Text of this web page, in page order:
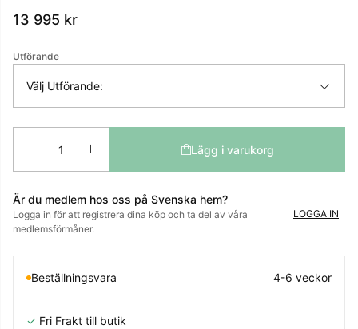
13 995 kr
Utförande
Välj Utförande:
Lägg i varukorg
Är du medlem hos oss på Svenska hem?
Logga in för att registrera dina köp och ta del av våra
medlemsförmåner.
LOGGA IN
Beställningsvara 4-6 veckor
✓ Fri Frakt till butik